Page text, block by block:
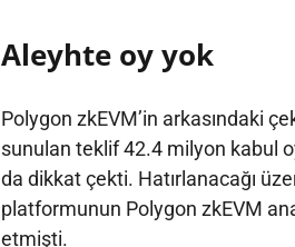
Aleyhte oy yok
Polygon zkEVM’in arkasındaki
sunulan teklif 42.4 milyon kabul
da dikkat çekti. Hatırlanacağı
platformunun Polygon zkEVM
etmişti.